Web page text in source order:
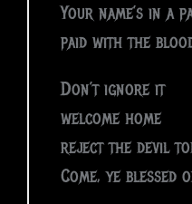
Your name’s in a
paid with the
Don’t ignore it
welcome home
reject the devil
Come, ye blessed